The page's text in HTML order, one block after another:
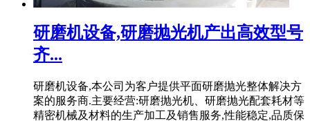
研磨机设备,研磨抛光机产出高效型号
齐...
研磨机设备,本公司为客户提供平面研磨抛光整体解决方
案的服务商.主要经营:研磨抛光机、研磨抛光配套耗材等
精密机械及材料的生产加工及销售服务,性能稳定,品质保